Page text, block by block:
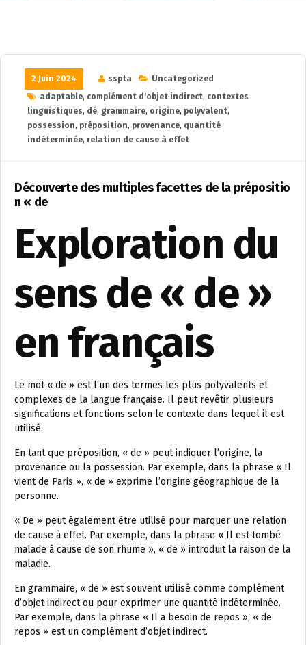
2 Juin 2024 sspta
Uncategorized
adaptable, complément d'objet indirect, contextes
linguistiques, dé, grammaire, origine, polyvalent,
possession, préposition, provenance, quantité
indéterminée, relation de cause à effet
Découverte des multiples facettes de la prépositio
n « de
Exploration du
sens de « de »
en français
Le mot « de » est l’un des termes les plus polyvalents et
complexes de la langue française. Il peut revêtir plusieurs
significations et fonctions selon le contexte dans lequel il est
utilisé.
En tant que préposition, « de » peut indiquer l’origine, la
provenance ou la possession. Par exemple, dans la phrase « Il
vient de Paris », « de » exprime l’origine géographique de la
personne.
« De » peut également être utilisé pour marquer une relation
de cause à effet. Par exemple, dans la phrase « Il est tombé
malade à cause de son rhume », « de » introduit la raison de la
maladie.
En grammaire, « de » est souvent utilisé comme complément
d’objet indirect ou pour exprimer une quantité indéterminée.
Par exemple, dans la phrase « Il a besoin de repos », « de
repos » est un complément d’objet indirect.